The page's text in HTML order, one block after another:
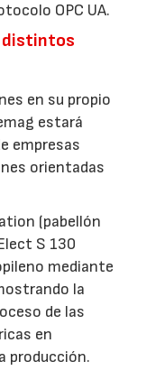
OPC UA.
distintos
en su propio
estará
empresas
orientadas
(pabellón
S 130
mediante
la
de las
en
producción.